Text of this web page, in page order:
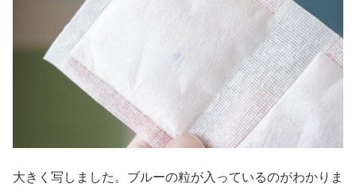
大きく写しました。ブルーの粒が入っているのがわかりま